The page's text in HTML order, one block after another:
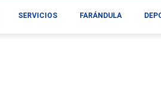
SERVICIOS FARÁNDULA